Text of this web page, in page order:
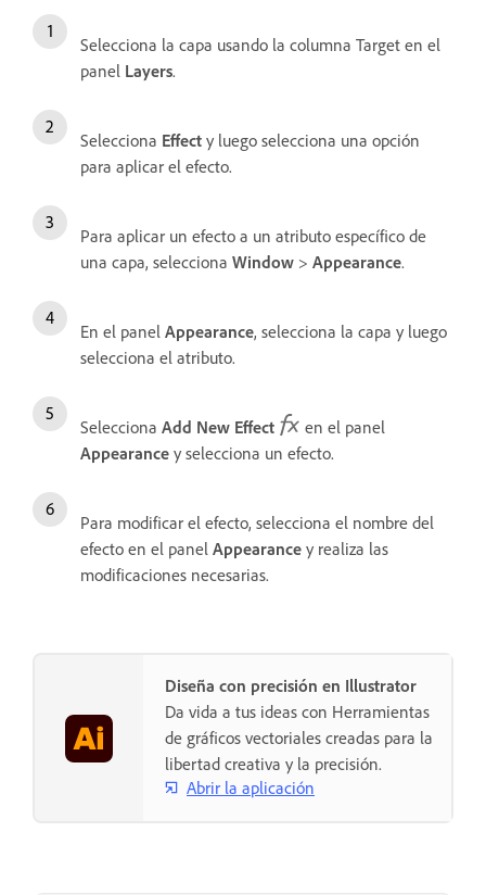
Selecciona la capa usando la columna Target en el
panel Layers.
Selecciona Effect y luego selecciona una opción
para aplicar el efecto.
Para aplicar un efecto a un atributo específico de
una capa, selecciona Window > Appearance.
En el panel Appearance, selecciona la capa y luego
selecciona el atributo.
Selecciona Add New Effect
en el panel
Appearance y selecciona un efecto.
Para modificar el efecto, selecciona el nombre del
efecto en el panel Appearance y realiza las
modificaciones necesarias.
Diseña con precisión en Illustrator
Da vida a tus ideas con Herramientas
de gráficos vectoriales creadas para la
libertad creativa y la precisión.
Abrir la aplicación